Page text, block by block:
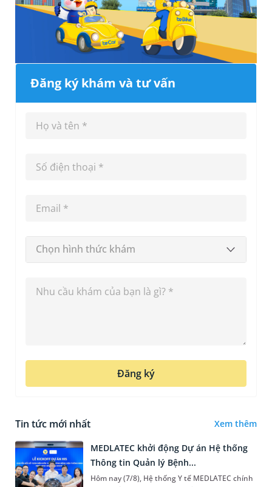
Đăng ký khám và tư vấn
Chọn hình thức khám
Đăng ký
Tin tức mới nhất Xem thêm
MEDLATEC khởi động Dự án Hệ thống
Thông tin Quản lý Bệnh...
Hôm nay (7/8), Hệ thống Y tế MEDLATEC chính